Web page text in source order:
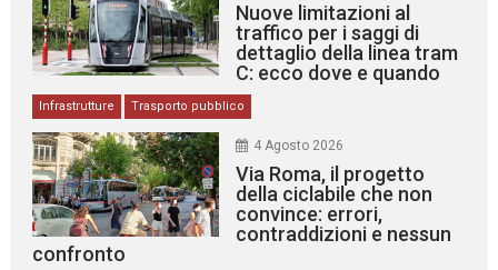
Nuove limitazioni al
traffico per i saggi di
dettaglio della linea tram
C: ecco dove e quando
Infrastrutture Trasporto pubblico
4 Agosto 2026
Via Roma, il progetto
della ciclabile che non
convince: errori,
contraddizioni e nessun
confronto